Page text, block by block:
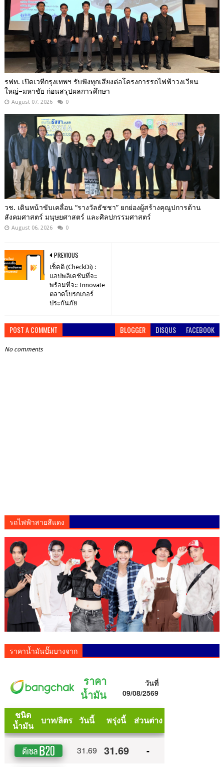
รฟท. เปิดเวทีกรุงเทพฯ รับฟังทุกเสียงต่อโครงการรถไฟฟ้าวงเวียน
ใหญ่–มหาชัย ก่อนสรุปผลการศึกษา
August 07, 2026 0
วช. เดินหน้าขับเคลื่อน “รางวัลธัชชา” ยกย่องผู้สร้างคุณูปการด้าน
สังคมศาสตร์ มนุษยศาสตร์ และศิลปกรรมศาสตร์
August 06, 2026 0
PREVIOUS
เช็คดิ (CheckDi) :
แอปพลิเคชันที่จะ
พร้อมที่จะ Innovate
ตลาดโบรกเกอร์
ประกันภัย
POST A COMMENT BLOGGER DISQUS FACEBOOK
No comments
รถไฟฟ้าสายสีแดง
ราคาน้ำมันปั๊มบางจาก